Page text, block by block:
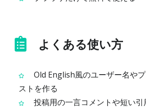
よくある使い方
Old English風のユーザー名や
ストを作る
投稿用の一言コメントや短い